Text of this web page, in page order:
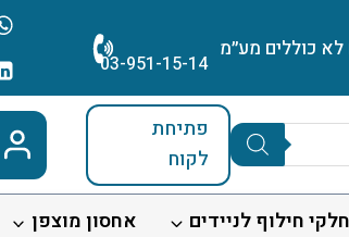
כוללים מע׳׳מ
03-951-15-14
פתיחת
לקוח
חלקי חילוף לניידים אחסון מוצפן